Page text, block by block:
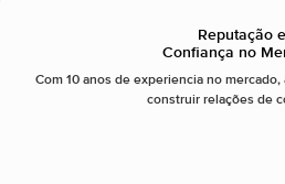
Reputação e
Confiança no
Com 10 anos de experiencia no
construir relações de